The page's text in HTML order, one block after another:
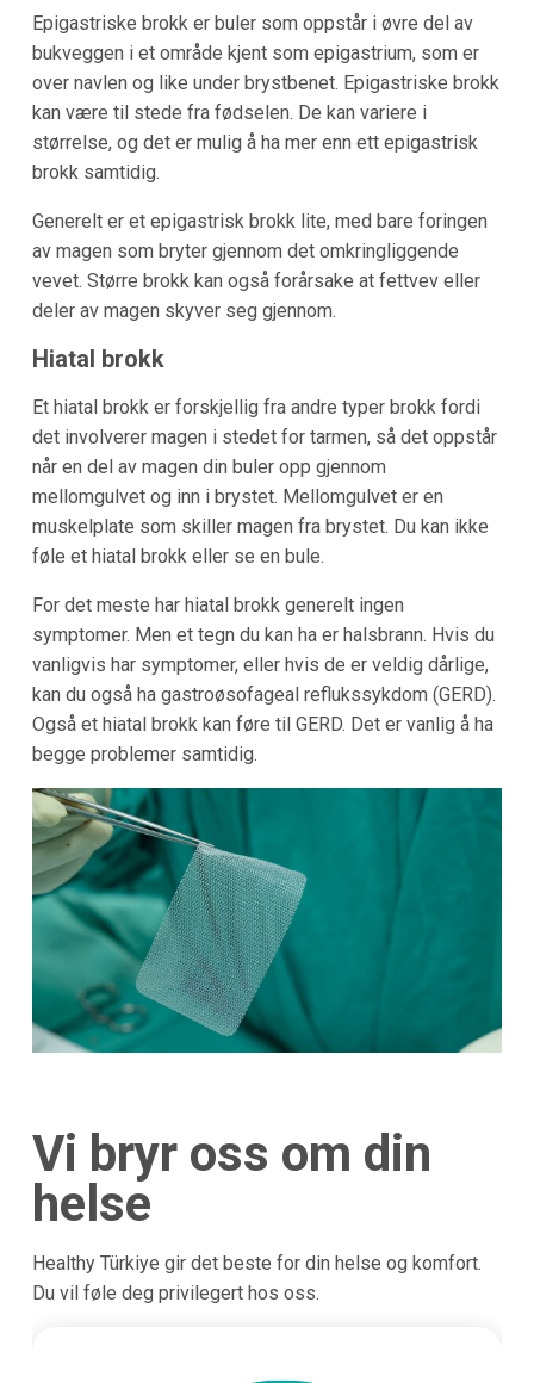
Epigastriske brokk er buler som oppstår i øvre del av
bukveggen i et område kjent som epigastrium, som er
over navlen og like under brystbenet. Epigastriske brokk
kan være til stede fra fødselen. De kan variere i
størrelse, og det er mulig å ha mer enn ett epigastrisk
brokk samtidig.
Generelt er et epigastrisk brokk lite, med bare foringen
av magen som bryter gjennom det omkringliggende
vevet. Større brokk kan også forårsake at fettvev eller
deler av magen skyver seg gjennom.
Hiatal brokk
Et hiatal brokk er forskjellig fra andre typer brokk fordi
det involverer magen i stedet for tarmen, så det oppstår
når en del av magen din buler opp gjennom
mellomgulvet og inn i brystet. Mellomgulvet er en
muskelplate som skiller magen fra brystet. Du kan ikke
føle et hiatal brokk eller se en bule.
For det meste har hiatal brokk generelt ingen
symptomer. Men et tegn du kan ha er halsbrann. Hvis du
vanligvis har symptomer, eller hvis de er veldig dårlige,
kan du også ha gastroøsofageal reflukssykdom (GERD).
Også et hiatal brokk kan føre til GERD. Det er vanlig å ha
begge problemer samtidig.
Vi bryr oss om din
helse
Healthy Türkiye gir det beste for din helse og komfort.
Du vil føle deg privilegert hos oss.